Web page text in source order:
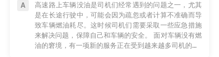
高速路上车辆没油是司机们经常遇到的问题之一，尤其
是在长途行驶中，可能会因为疏忽或者计算不准确而导
致车辆燃油耗尽。这时候司机们需要采取一些应急措施
来解决问题，保障自己和车辆的安全。 面对车辆没有燃
油的窘境，有一项新的服务正在受到越来越多司机的...